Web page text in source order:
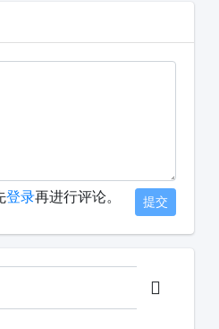
登录再进行评论。 提交